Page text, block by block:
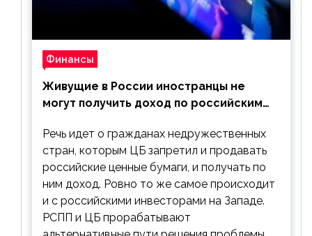
Финансы
Живущие в России иностранцы не
могут получить доход по российским
Речь идет о гражданах недружественных
стран, которым ЦБ запретил и продавать
российские ценные бумаги, и получать по
ним доход. Ровно то же самое происходит
и с российскими инвесторами на Западе.
РСПП и ЦБ прорабатывают